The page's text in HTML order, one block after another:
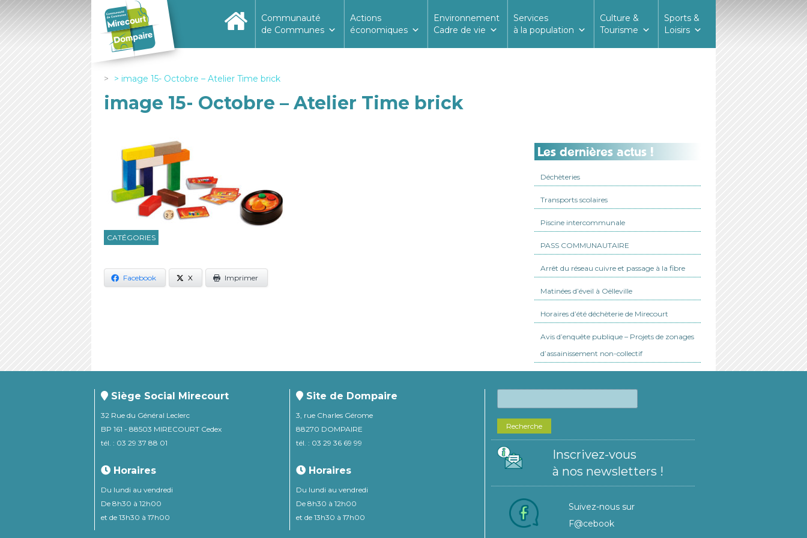
Communauté
de Communes
Actions
économiques
Environnement
Cadre de vie
Services
à la population
Culture &
Tourisme
Sports &
Loisirs
image 15- Octobre – Atelier Time brick
image 15- Octobre – Atelier Time brick
CATÉGORIES
Facebook X Imprimer
Les dernières actus !
Déchèteries
Transports scolaires
Piscine intercommunale
PASS COMMUNAUTAIRE
Arrêt du réseau cuivre et passage à la fibre
Matinées d’éveil à Oëlleville
Horaires d’été déchèterie de Mirecourt
Avis d’enquête publique – Projets de zonages
d’assainissement non-collectif
Siège Social Mirecourt
32 Rue du Général Leclerc
BP 161 - 88503 MIRECOURT Cedex
tél. : 03 29 37 88 01
Horaires
Du lundi au vendredi
De 8h30 à 12h00
et de 13h30 à 17h00
Site de Dompaire
3, rue Charles Gérome
88270 DOMPAIRE
tél. : 03 29 36 69 99
Horaires
Du lundi au vendredi
De 8h30 à 12h00
et de 13h30 à 17h00
Recherche
Inscrivez-vous
à nos newsletters !
Suivez-nous sur
F@cebook